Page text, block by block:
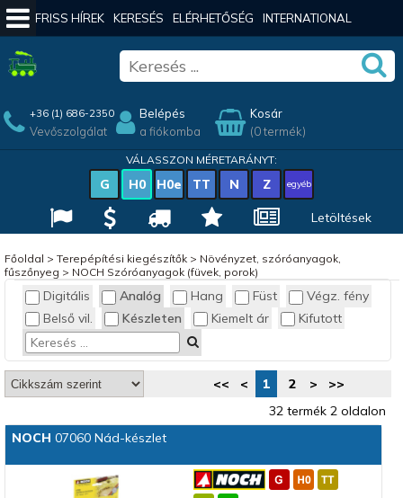
FRISS HÍREK KERESÉS ELÉRHETŐSÉG INTERNATIONAL
+36 (1) 686-2350
Vevőszolgálat
Belépés
a fiókomba
Kosár
(0 termék)
VÁLASSZON MÉRETARÁNYT:
G H0 H0e TT N Z egyéb
Letöltések
Főoldal > Terepépítési kiegészítők> Növényzet, szóróanyagok,
fűszőnyeg > NOCH Szóróanyagok (füvek, porok)
Digitális Analóg Hang Füst
Végz. fény
Belső vil.
Készleten Kiemelt ár Kifutott
<< < 1 2 >
>>
32 termék 2 oldalon
NOCH 07060 Nád-készlet